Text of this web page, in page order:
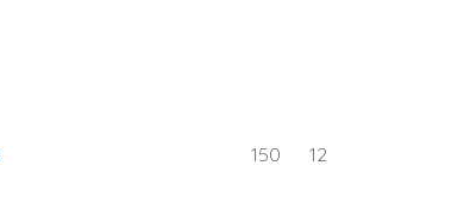
150 12